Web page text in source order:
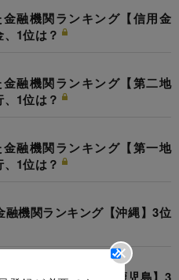
融機関ランキング【信用金
1位は？
融機関ランキング【第二地
1位は？
融機関ランキング【第一地
1位は？
機関ランキング【沖縄】3位